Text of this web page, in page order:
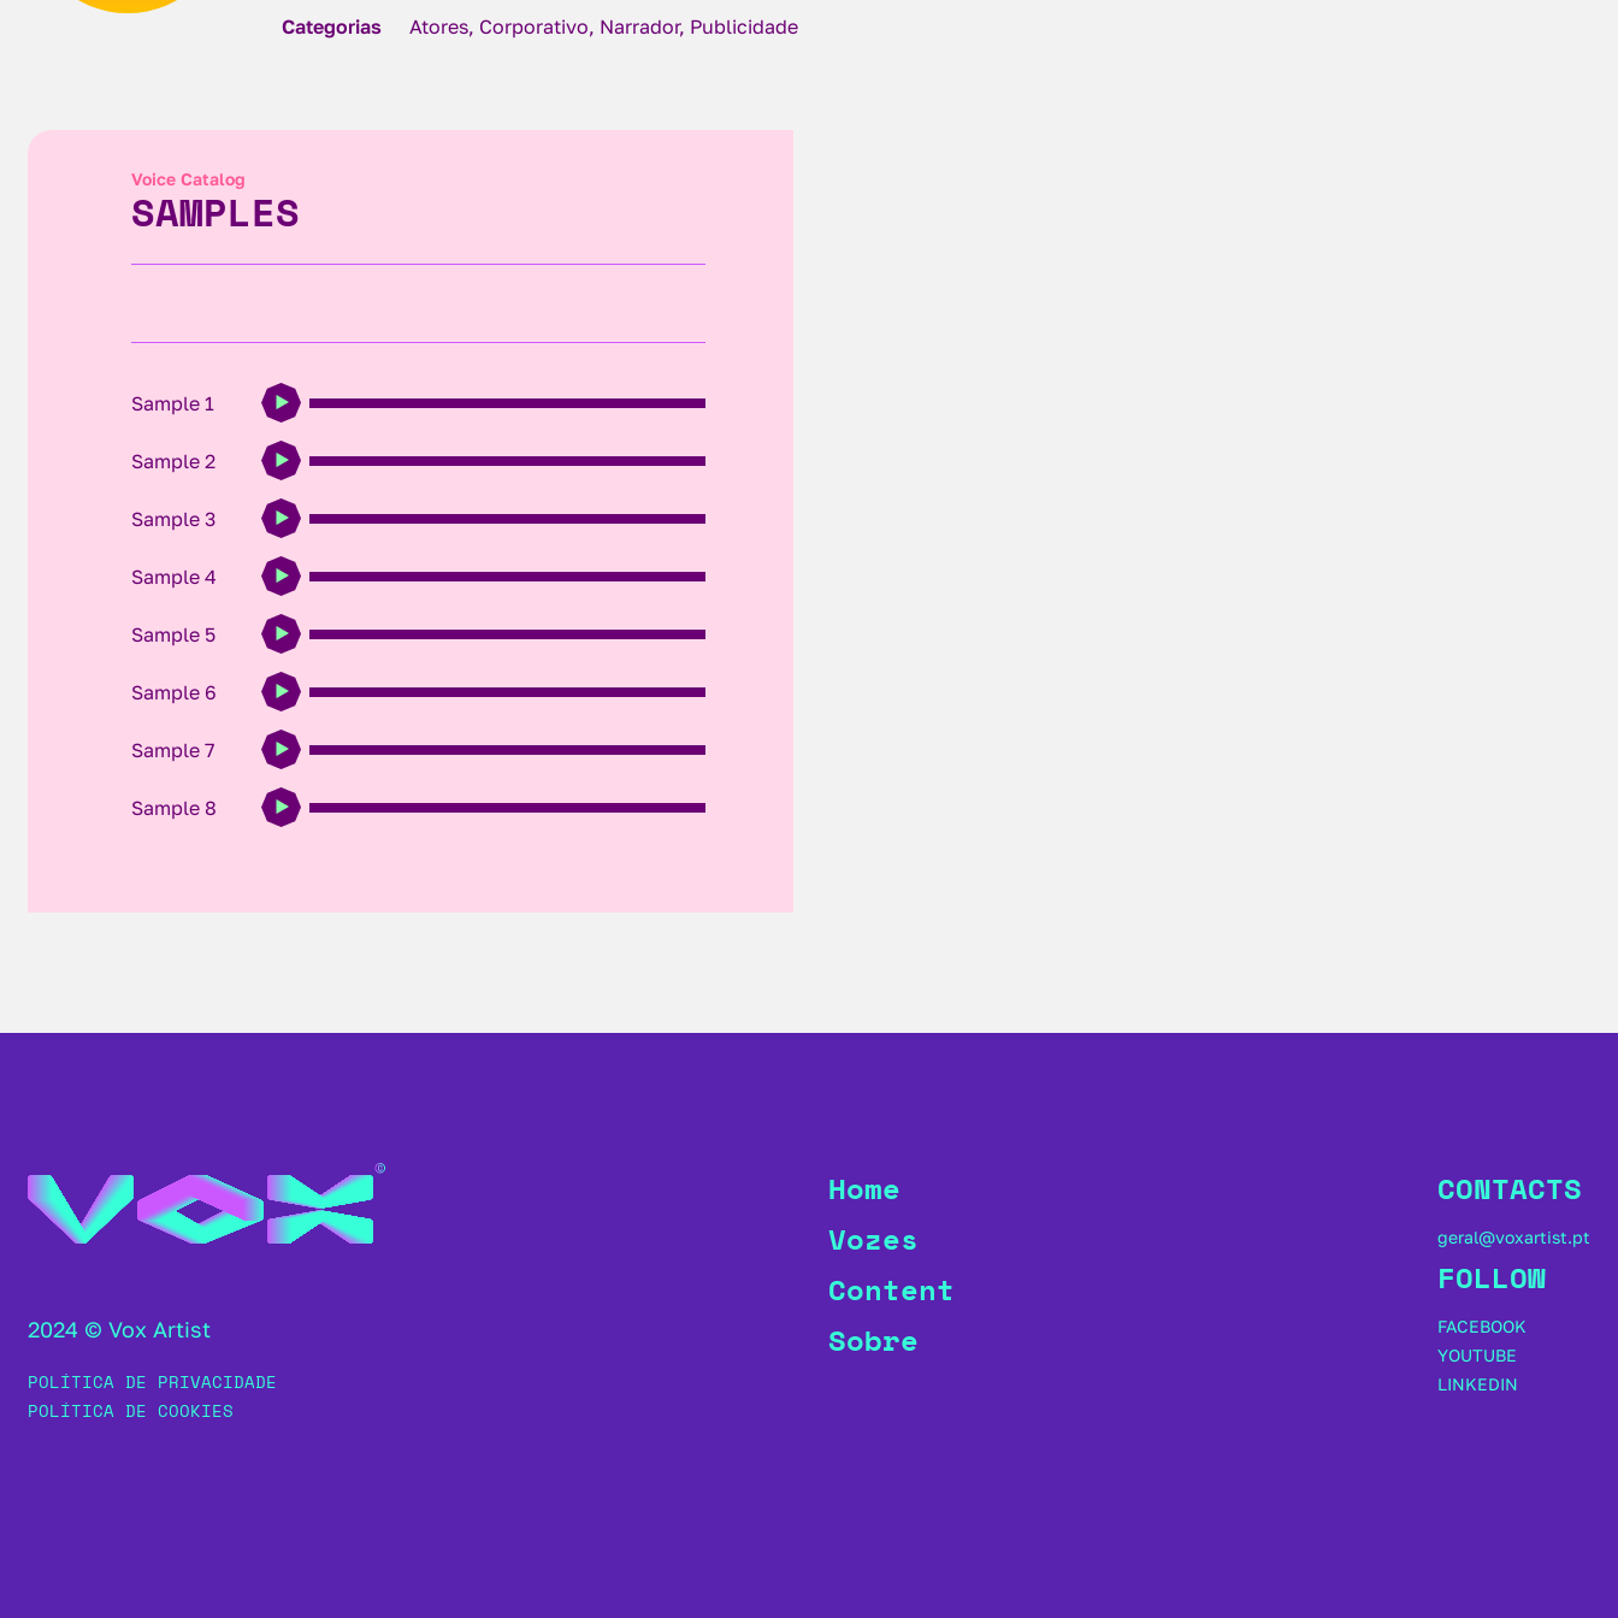
Categorias Atores, Corporativo, Narrador, Publicidade
Voice Catalog
SAMPLES
Sample 1
Sample 2
Sample 3
Sample 4
Sample 5
Sample 6
Sample 7
Sample 8
2024 © Vox Artist
POLÍTICA DE PRIVACIDADE
POLÍTICA DE COOKIES
Home
Vozes
Content
Sobre
CONTACTS
geral@voxartist.pt
FOLLOW
FACEBOOK
YOUTUBE
LINKEDIN